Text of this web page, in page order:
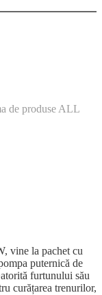
de produse ALL
vine la pachet cu
puternică de
furtunului său
curățarea trenurilor,